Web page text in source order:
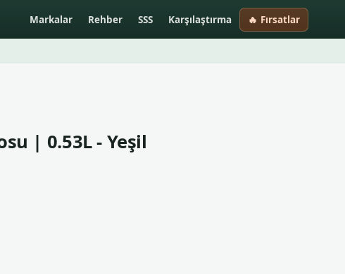
Markalar Rehber SSS Karşılaştırma 🔥 Fırsatlar
| 0.53L - Yeşil